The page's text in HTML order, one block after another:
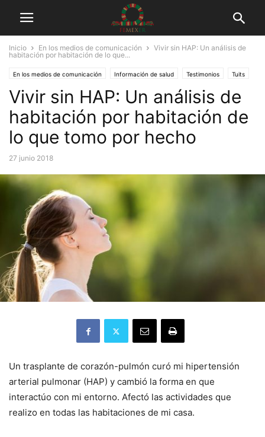
Inicio En los medios de comunicación
Vivir sin HAP: Un análisis de
habitación por habitación de lo que...
En los medios de comunicación Información de salud Testimonios Tuits
Vivir sin HAP: Un análisis de
habitación por habitación de
lo que tomo por hecho
27 junio 2018
Un trasplante de corazón-pulmón curó mi hipertensión
arterial pulmonar (HAP) y cambió la forma en que
interactúo con mi entorno. Afectó las actividades que
realizo en todas las habitaciones de mi casa.